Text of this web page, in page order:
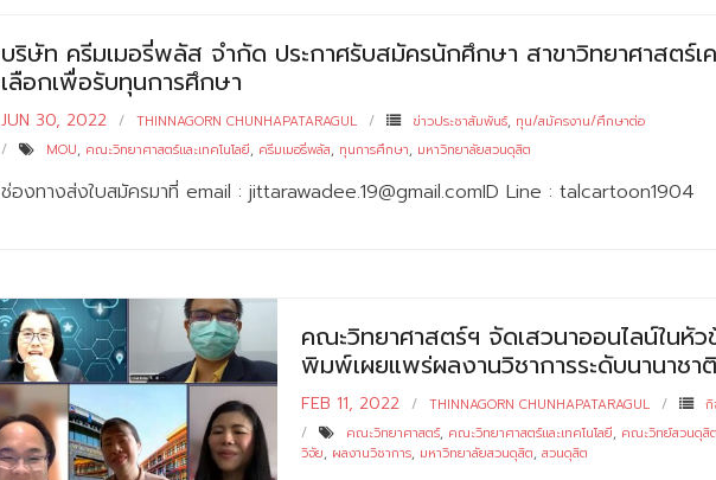
บริษัท ครีมเมอรี่พลัส จำกัด ประกาศรับสมัครนักศึกษา สาขาวิทยาศาสตร์เ
เลือกเพื่อรับทุนการศึกษา
JUN 30, 2022 THINNAGORN CHUNHAPATARAGUL ข่าวประชาสัมพันธ์, ทุน/สมัครงาน/ศึกษาต่อ
MOU, คณะวิทยาศาสตร์และเทคโนโลยี, ครีมเมอรี่พลัส, ทุนการศึกษา, มหาวิทยาลัยสวนดุสิต
ช่องทางส่งใบสมัครมาที่ email : jittarawadee.19@gmail.comID Line : talcartoon1904
คณะวิทยาศาสตร์ฯ จัดเสวนาออนไลน์ในหัว
พิมพ์เผยแพร่ผลงานวิชาการระดับนานาชา
FEB 11, 2022 THINNAGORN CHUNHAPATARAGUL
กิ
คณะวิทยาศาสตร์, คณะวิทยาศาสตร์และเทคโนโลยี, คณะวิทย์สวนดุสิต
วิจัย, ผลงานวิชาการ, มหาวิทยาลัยสวนดุสิต,สวนดุสิต